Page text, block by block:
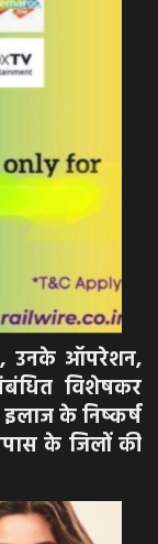
उनके ऑपरेशन,
विशेषकर
के निष्कर्ष
के जिलों की